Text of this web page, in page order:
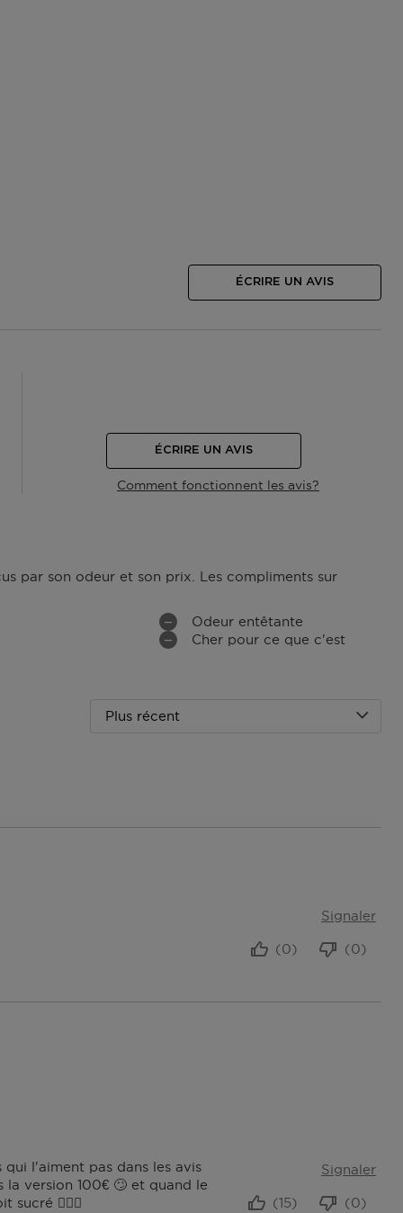
ÉCRIRE UN AVIS
Comment fonctionnent les avis?
ÉCRIRE UN AVIS
par son odeur et son prix. Les compliments sur
Odeur entêtante
Cher pour ce que c'est
Plus récent
Signaler
(0)
(0)
l'aiment pas dans les avis
version 100€ 🙄 et quand le
🤦🏻‍♀️
Signaler
(0)
(15)